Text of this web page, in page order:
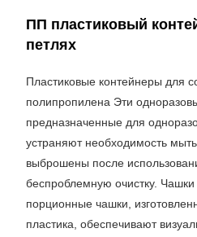
ПП пластиковый
петлях
Пластиковые контейнеры для
полипропилена Эти
предназначенные для
устраняют необходимость
выброшены после
беспроблемную очистку.
порционные чашки,
пластика, обеспечивают